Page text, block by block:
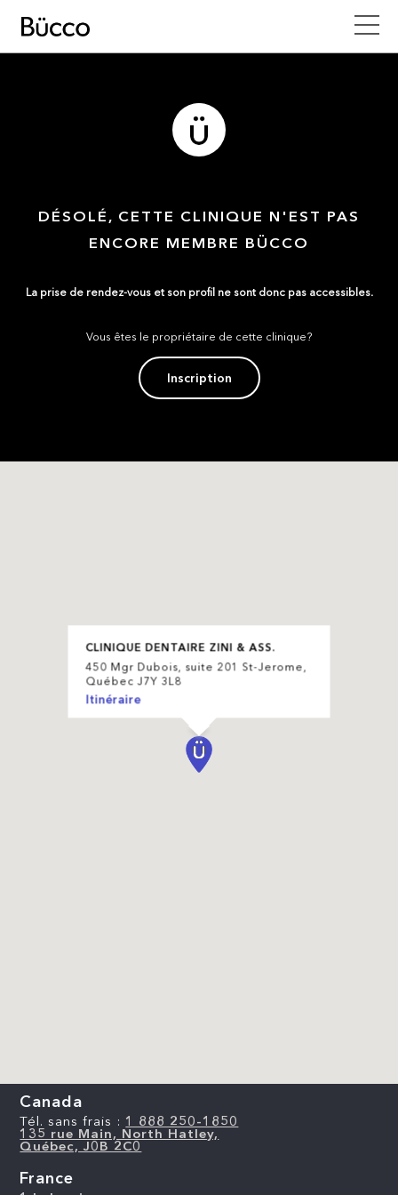
DÉSOLÉ, CETTE CLINIQUE N'EST PAS
ENCORE MEMBRE BÜCCO
La prise de rendez-vous et son profil ne sont donc pas accessibles.
Vous êtes le propriétaire de cette clinique?
Inscription
CLINIQUE DENTAIRE ZINI & ASS.
450 Mgr Dubois, suite 201 St-Jerome,
Québec J7Y 3L8
Itinéraire
Canada
Tél. sans frais : 1 888 250-1850
135 rue Main, North Hatley,
Québec, J0B 2C0
France